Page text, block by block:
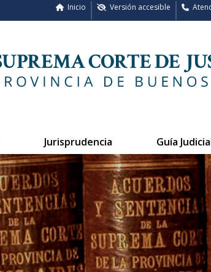
Versión accesible
Inicio
Jurisprudencia Guía